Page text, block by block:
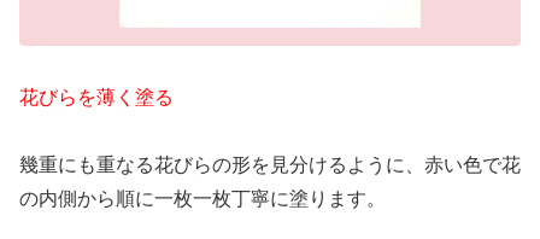
花びらを薄く塗る
幾重にも重なる花びらの形を見分けるように、赤い色で花
の内側から順に一枚一枚丁寧に塗ります。